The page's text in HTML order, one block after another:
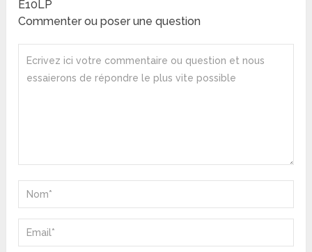
E10LP
Commenter ou poser une question